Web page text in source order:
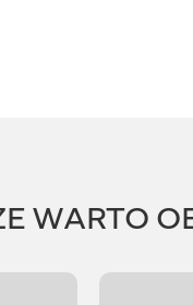
WARTO